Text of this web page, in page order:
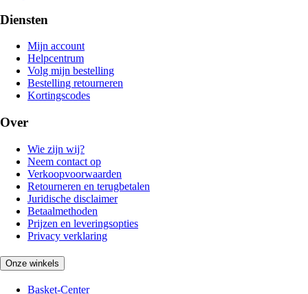
Diensten
Mijn account
Helpcentrum
Volg mijn bestelling
Bestelling retourneren
Kortingscodes
Over
Wie zijn wij?
Neem contact op
Verkoopvoorwaarden
Retourneren en terugbetalen
Juridische disclaimer
Betaalmethoden
Prijzen en leveringsopties
Privacy verklaring
Onze winkels
Basket-Center